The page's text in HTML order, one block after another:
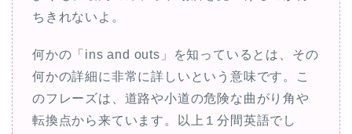
ちきれないよ。
何かの「ins and outs」を知っているとは、その
何かの詳細に非常に詳しいという意味です。こ
のフレーズは、道路や小道の危険な曲がり角や
転換点から来ています。
以上１分間英語でし